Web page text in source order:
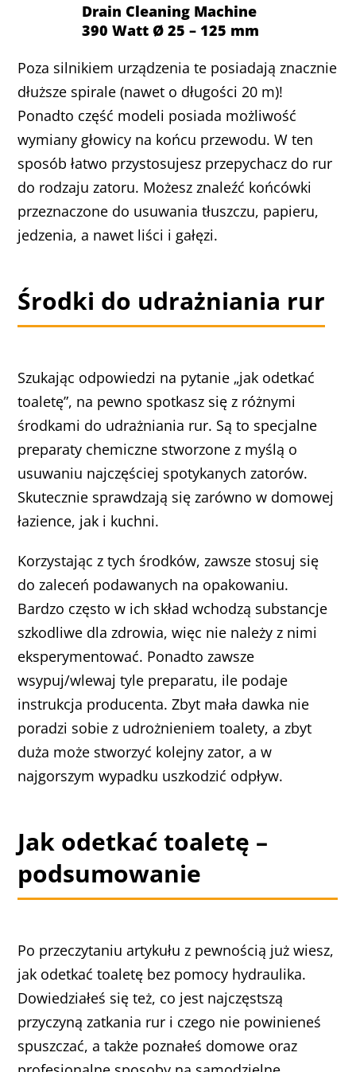
Drain Cleaning Machine
390 Watt Ø 25 – 125 mm
Poza silnikiem urządzenia te posiadają znacznie
dłuższe spirale (nawet o długości 20 m)!
Ponadto część modeli posiada możliwość
wymiany głowicy na końcu przewodu. W ten
sposób łatwo przystosujesz przepychacz do rur
do rodzaju zatoru. Możesz znaleźć końcówki
przeznaczone do usuwania tłuszczu, papieru,
jedzenia, a nawet liści i gałęzi.
Środki do udrażniania rur
Szukając odpowiedzi na pytanie „jak odetkać
toaletę”, na pewno spotkasz się z różnymi
środkami do udrażniania rur. Są to specjalne
preparaty chemiczne stworzone z myślą o
usuwaniu najczęściej spotykanych zatorów.
Skutecznie sprawdzają się zarówno w domowej
łazience, jak i kuchni.
Korzystając z tych środków, zawsze stosuj się
do zaleceń podawanych na opakowaniu.
Bardzo często w ich skład wchodzą substancje
szkodliwe dla zdrowia, więc nie należy z nimi
eksperymentować. Ponadto zawsze
wsypuj/wlewaj tyle preparatu, ile podaje
instrukcja producenta. Zbyt mała dawka nie
poradzi sobie z udrożnieniem toalety, a zbyt
duża może stworzyć kolejny zator, a w
najgorszym wypadku uszkodzić odpływ.
Jak odetkać toaletę –
podsumowanie
Po przeczytaniu artykułu z pewnością już wiesz,
jak odetkać toaletę bez pomocy hydraulika.
Dowiedziałeś się też, co jest najczęstszą
przyczyną zatkania rur i czego nie powinieneś
spuszczać, a także poznałeś domowe oraz